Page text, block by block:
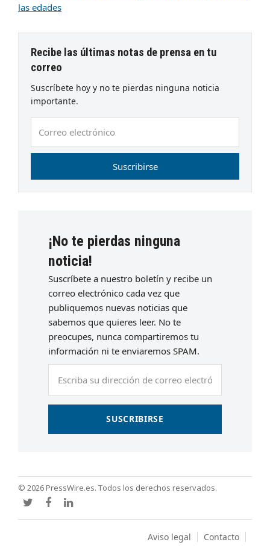
las edades
Recibe las últimas notas de prensa en tu
correo
Suscríbete hoy y no te pierdas ninguna noticia
importante.
electrónico
Suscribirse
¡No te pierdas ninguna
noticia!
Suscríbete a nuestro boletín y recibe un
correo electrónico cada vez que
publiquemos nuevas noticias que
sabemos que quieres leer. No te
preocupes, nunca compartiremos tu
información ni te enviaremos SPAM.
SUSCRIBIRSE
© 2026 PressWire.es. Todos los derechos reservados.
TwitterFacebook
LinkedIn
Aviso legal Contacto